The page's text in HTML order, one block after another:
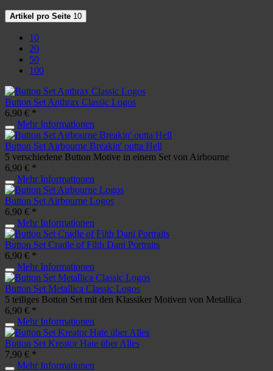
Artikel pro Seite 10
10
20
50
100
Button Set Anthrax Classic Logos
6,90 € *
Mehr Informationen
Button Set Airbourne Breakin' outta Hell
5 verschiedene Button Motive in einem Set von Airbourne
6,90 € *
Mehr Informationen
Button Set Airbourne Logos
6,90 € *
Mehr Informationen
Button Set Cradle of Filth Dani Portraits
6,90 € *
Mehr Informationen
Button Set Metallica Classic Logos
5 teiliges Botton Set mit den Klassiker Motiven von Metallica
6,90 € *
Mehr Informationen
Button Set Kreator Hate über Alles
7,90 € *
Mehr Informationen